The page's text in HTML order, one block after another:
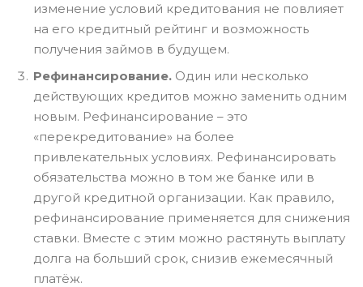
изменение условий кредитования не повлияет
на его кредитный рейтинг и возможность
получения займов в будущем.
Рефинансирование. Один или несколько
действующих кредитов можно заменить одним
новым. Рефинансирование – это
«перекредитование» на более
привлекательных условиях. Рефинансировать
обязательства можно в том же банке или в
другой кредитной организации. Как правило,
рефинансирование применяется для снижения
ставки. Вместе с этим можно растянуть выплату
долга на больший срок, снизив ежемесячный
платёж.